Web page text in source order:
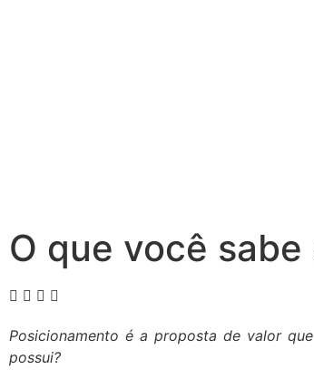
O que você
Posicionamento é a proposta de valor
possui?